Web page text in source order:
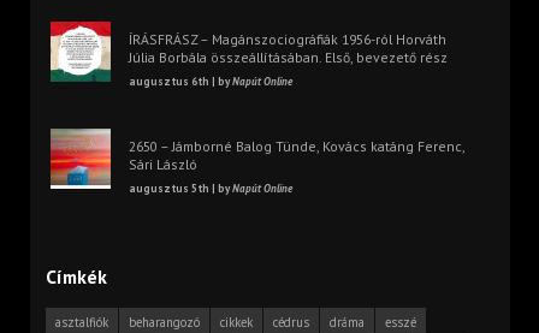
ÍRÁSFRÁSZ – Magánszociográfiák 1956-ról Horváth
Júlia Borbála összeállításában. Első, bevezető rész
augusztus 6th | byNapút Online
2650 – Jámborné Balog Tünde, Kovács katáng Ferenc,
Sári László
augusztus 5th | byNapút Online
Címkék
asztalfiók beharangozó cikkek cédrus dráma
esszé